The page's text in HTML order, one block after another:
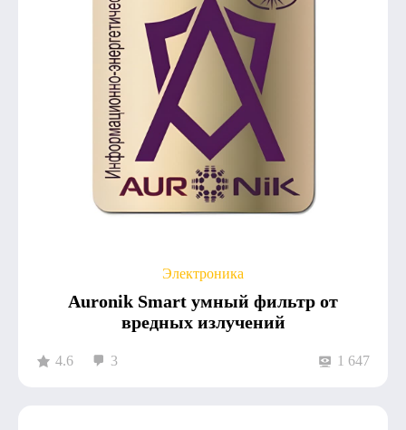
Электроника
Auronik Smart умный фильтр от
вредных излучений
4.6 3 1 647